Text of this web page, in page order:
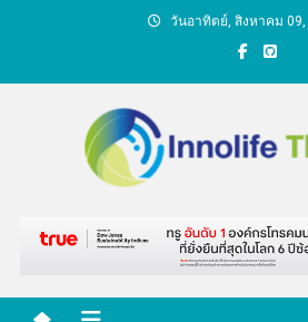
วันอาทิตย์, สิงหาคม 09,
คนกับความคิ
นวัตกร